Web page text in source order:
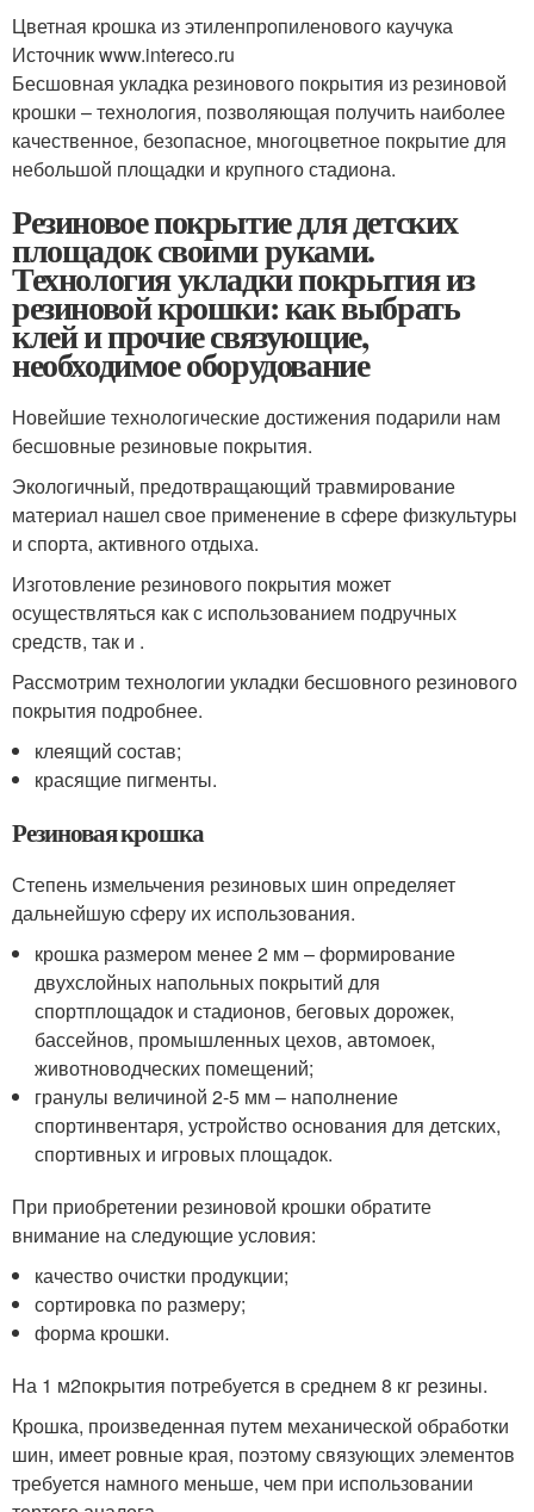
Цветная крошка из этиленпропиленового каучука
Источник www.intereco.ru
Бесшовная укладка резинового покрытия из резиновой
крошки – технология, позволяющая получить наиболее
качественное, безопасное, многоцветное покрытие для
небольшой площадки и крупного стадиона.
Резиновое покрытие для детских
площадок своими руками.
Технология укладки покрытия из
резиновой крошки: как выбрать
клей и прочие связующие,
необходимое оборудование
Новейшие технологические достижения подарили нам
бесшовные резиновые покрытия.
Экологичный, предотвращающий травмирование
материал нашел свое применение в сфере физкультуры
и спорта, активного отдыха.
Изготовление резинового покрытия может
осуществляться как с использованием подручных
средств, так и .
Рассмотрим технологии укладки бесшовного резинового
покрытия подробнее.
клеящий состав;
красящие пигменты.
Резиновая крошка
Степень измельчения резиновых шин определяет
дальнейшую сферу их использования.
крошка размером менее 2 мм – формирование
двухслойных напольных покрытий для
спортплощадок и стадионов, беговых дорожек,
бассейнов, промышленных цехов, автомоек,
животноводческих помещений;
гранулы величиной 2-5 мм – наполнение
спортинвентаря, устройство основания для детских,
спортивных и игровых площадок.
При приобретении резиновой крошки обратите
внимание на следующие условия:
качество очистки продукции;
сортировка по размеру;
форма крошки.
На 1 м2покрытия потребуется в среднем 8 кг резины.
Крошка, произведенная путем механической обработки
шин, имеет ровные края, поэтому связующих элементов
требуется намного меньше, чем при использовании